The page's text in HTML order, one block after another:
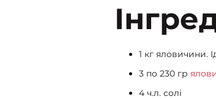
1 кг яловичини.
3 по 230 гр
4 ч.л. солі